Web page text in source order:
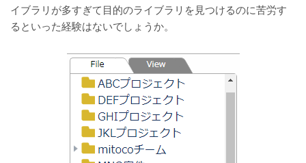
イブラリが多すぎて目的のライブラリを見つけるのに苦労す
るといった経験はないでしょうか。